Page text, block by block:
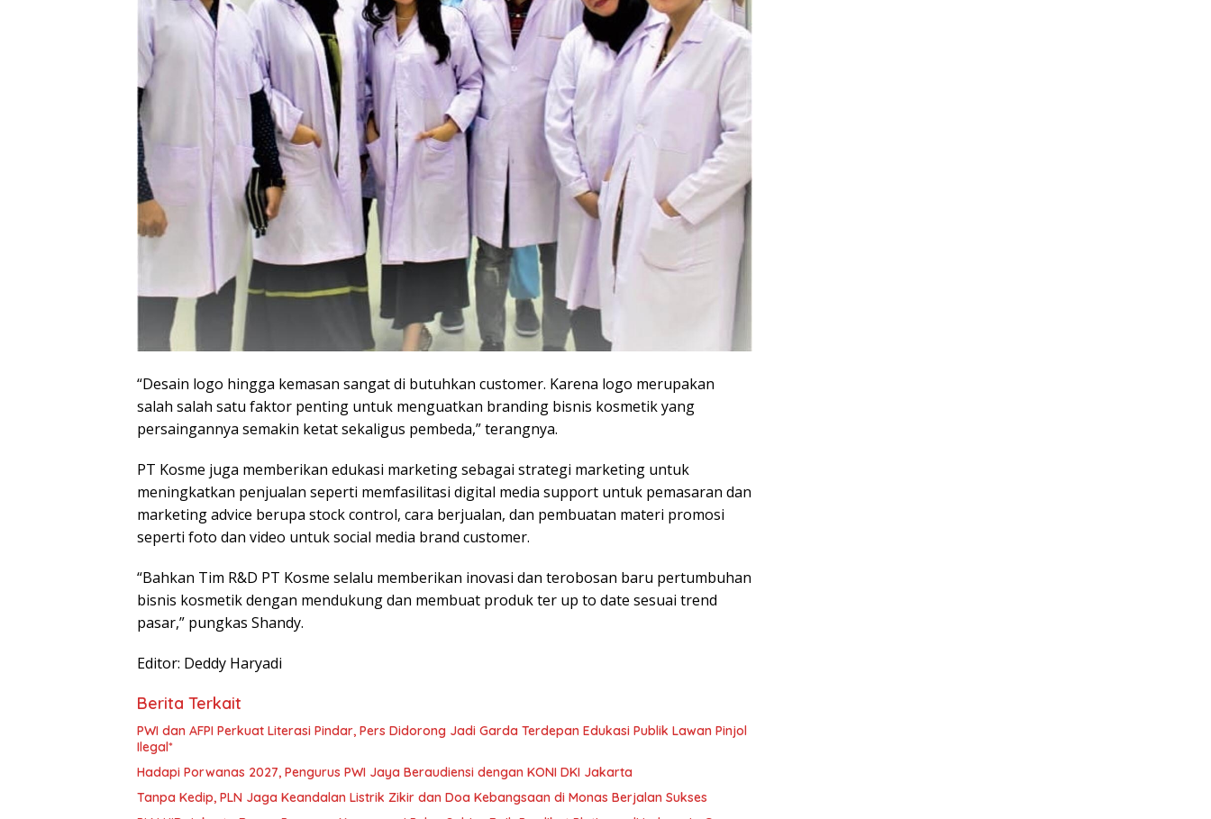
“Desain logo hingga kemasan sangat di butuhkan customer. Karena logo merupakan
salah salah satu faktor penting untuk menguatkan branding bisnis kosmetik yang
persaingannya semakin ketat sekaligus pembeda,” terangnya.
PT Kosme juga memberikan edukasi marketing sebagai strategi marketing untuk
meningkatkan penjualan seperti memfasilitasi digital media support untuk pemasaran dan
marketing advice berupa stock control, cara berjualan, dan pembuatan materi promosi
seperti foto dan video untuk social media brand customer.
“Bahkan Tim R&D PT Kosme selalu memberikan inovasi dan terobosan baru pertumbuhan
bisnis kosmetik dengan mendukung dan membuat produk ter up to date sesuai trend
pasar,” pungkas Shandy.
Editor: Deddy Haryadi
Berita Terkait
PWI dan AFPI Perkuat Literasi Pindar, Pers Didorong Jadi Garda Terdepan Edukasi Publik Lawan Pinjol
Ilegal*
Hadapi Porwanas 2027, Pengurus PWI Jaya Beraudiensi dengan KONI DKI Jakarta
Tanpa Kedip, PLN Jaga Keandalan Listrik Zikir dan Doa Kebangsaan di Monas Berjalan Sukses